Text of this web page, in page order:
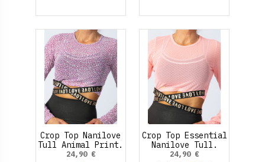
Crop Top Nanilove
Tull Animal Print.
24,90 €
Crop Top Essential
Nanilove Tull.
24,90 €